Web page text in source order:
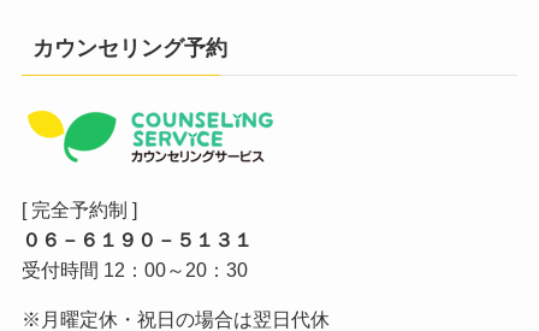
カウンセリング予約
[ 完全予約制 ]
０６－６１９０－５１３１
受付時間 12：00～20：30
※月曜定休・祝日の場合は翌日代休